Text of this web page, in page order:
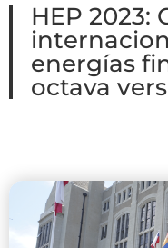
HEP 2023:
energías
octava